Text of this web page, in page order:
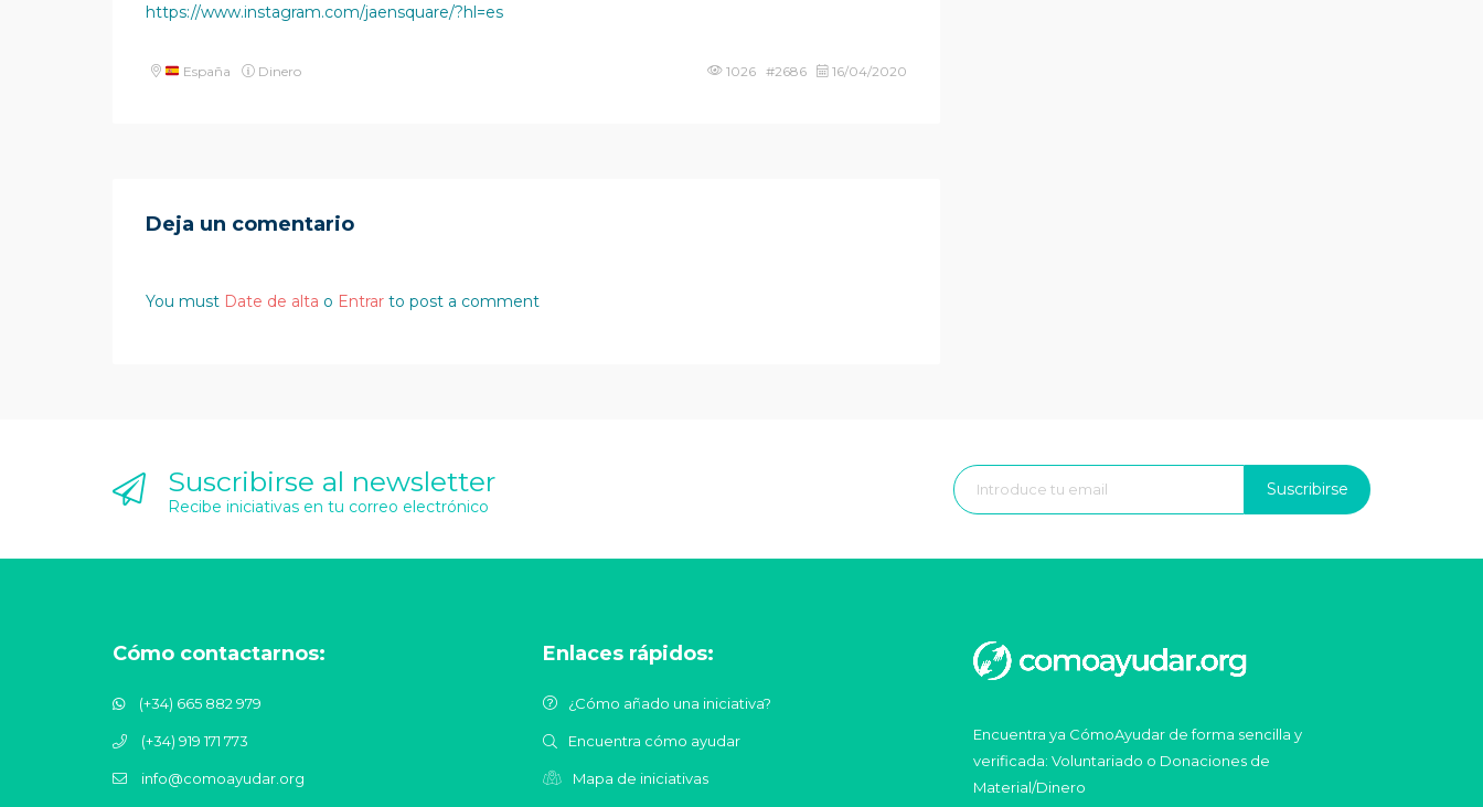
https://www.instagram.com/jaensquare/?hl=es
España Dinero 1026 #2686 16/04/2020
Deja un comentario
You must Date de alta o Entrar to post a comment
Suscribirse al newsletter
Recibe iniciativas en tu correo electrónico
Suscribirse
Cómo contactarnos:
(+34) 665 882 979
(+34) 919 171 773
info@comoayudar.org
Enlaces rápidos:
¿Cómo añado una iniciativa?
Encuentra cómo ayudar
Mapa de iniciativas
Encuentra ya CómoAyudar de forma sencilla y
verificada: Voluntariado o Donaciones de
Material/Dinero